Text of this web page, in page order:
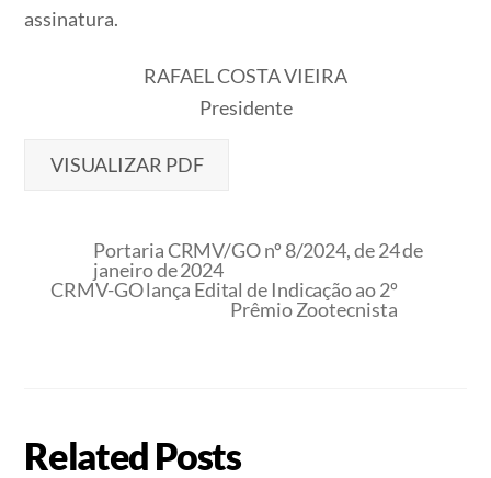
assinatura.
RAFAEL COSTA VIEIRA
Presidente
VISUALIZAR PDF
Portaria CRMV/GO nº 8/2024, de 24 de
janeiro de 2024
CRMV-GO lança Edital de Indicação ao 2º
Prêmio Zootecnista
Related Posts